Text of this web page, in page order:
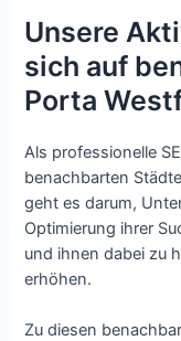
Unsere
sich auf
Porta
Als professionelle
benachbarten
geht es darum,
Optimierung ihrer
und ihnen dabei zu
erhöhen.
Zu diesen